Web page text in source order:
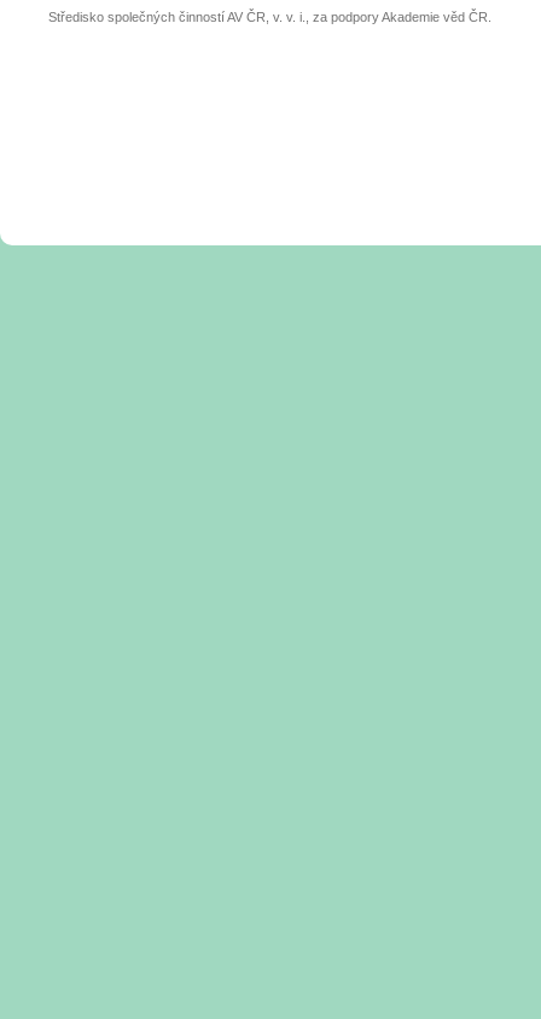
Středisko společných činností AV ČR, v. v. i., za podpory Akademie věd ČR.